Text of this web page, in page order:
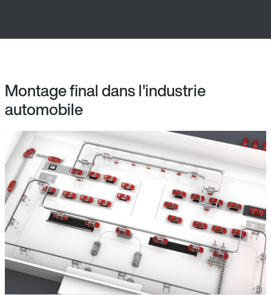
Montage final dans l'industrie
automobile